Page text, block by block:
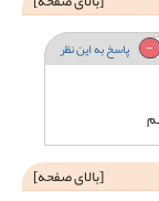
پاسخ به این نظر
[بالای صفحه]